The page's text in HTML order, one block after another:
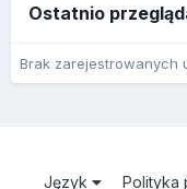
Ostatnio
Brak zarejestrowanych
Język Polityka